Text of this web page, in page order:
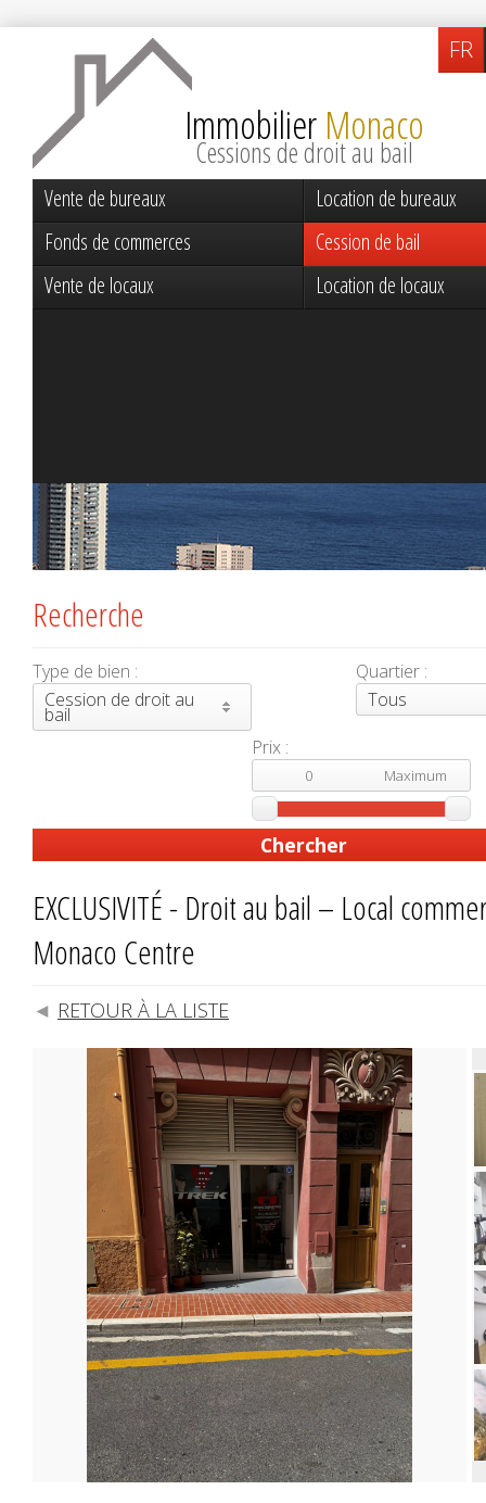
Immobilier Monaco
Cessions de droit au bail
EXCLUSIVITÉ - Droit au bail – Local
Monaco Centre
RETOUR À LA LISTE
Recherche
Type de bien :
Cession de droit au
bail
Quartier :
Tous
Prix :
FR
Vente de bureaux
Location de bureaux
Fonds de commerces
Cession de bail
Vente de locaux
Location de locaux